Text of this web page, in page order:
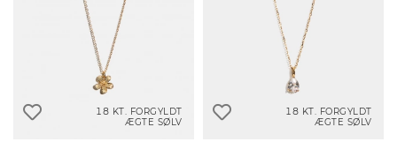
18 KT. FORGYLDT
ÆGTE SØLV
18 KT. FORGYLDT
ÆGTE SØLV